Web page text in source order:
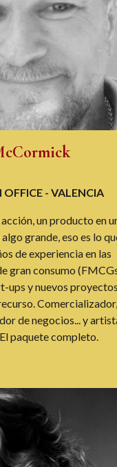
OFFICE - VALENCIA
un producto en
grande, eso es lo
de experiencia en las
gran consumo
ups y nuevos proyectos
Comercializador,
de negocios... y
paquete completo.